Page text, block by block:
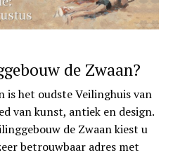
de Zwaan?
is het oudste Veilinghuis van
van kunst, antiek en design.
de Zwaan kiest u
betrouwbaar adres met